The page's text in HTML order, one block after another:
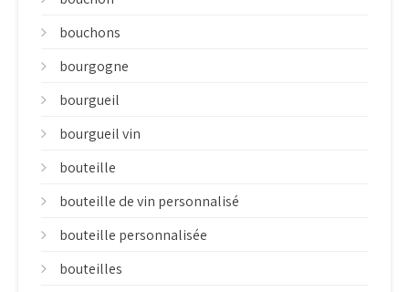
bouchons
bourgogne
bourgueil
bourgueil vin
bouteille
bouteille de vin personnalisé
bouteille personnalisée
bouteilles